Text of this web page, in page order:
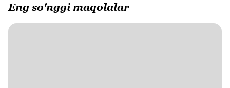
Eng so'nggi maqolalar